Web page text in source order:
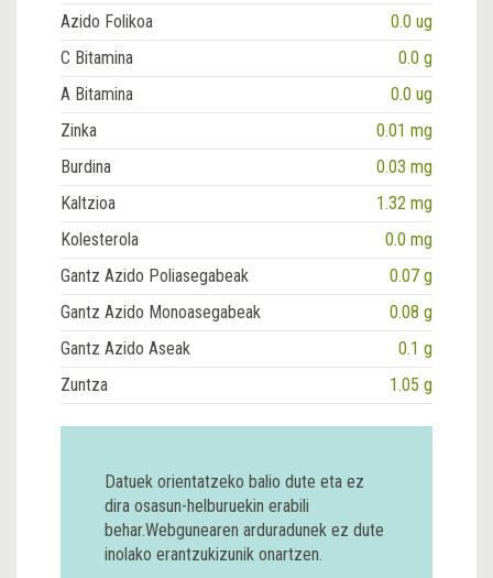
Azido Folikoa
0.0 ug
C Bitamina
0.0 g
A Bitamina
0.0 ug
Zinka
0.01 mg
Burdina
0.03 mg
Kaltzioa
1.32 mg
Kolesterola
0.0 mg
Gantz Azido Poliasegabeak
0.07 g
Gantz Azido Monoasegabeak
0.08 g
Gantz Azido Aseak
0.1 g
Zuntza
1.05 g
Datuek orientatzeko balio dute eta ez
dira osasun-helburuekin erabili
behar.Webgunearen arduradunek ez dute
inolako erantzukizunik onartzen.